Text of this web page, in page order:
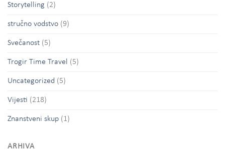
Storytelling (2)
stručno vodstvo (9)
Svečanost (5)
Trogir Time Travel (5)
Uncategorized (5)
Vijesti (218)
Znanstveni skup (1)
ARHIVA